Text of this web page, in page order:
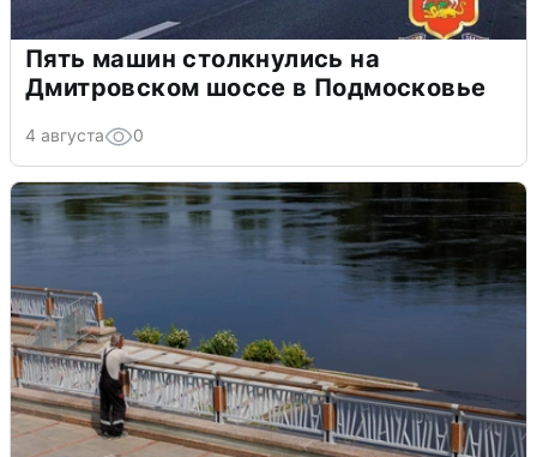
Пять машин столкнулись на
Дмитровском шоссе в Подмосковье
4 августа 0